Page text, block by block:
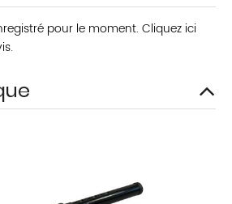
pour le moment. Cliquez ici